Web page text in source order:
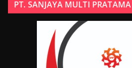
PT. SANJAYA MULTI PRATAMA